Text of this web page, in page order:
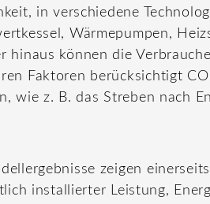
in verschiedene
Wärmepumpen,
hinaus können die
Faktoren berücksichtigt
wie z. B. das Streben nach
zeigen
installierter Leistung,